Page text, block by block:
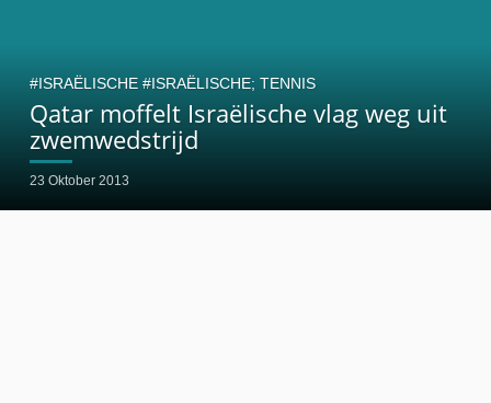
Qatar moffelt Israëlische vlag weg uit
zwemwedstrijd
23 Oktober 2013
ISRAËLISCHE ISRAËLISCHE; TENNIS